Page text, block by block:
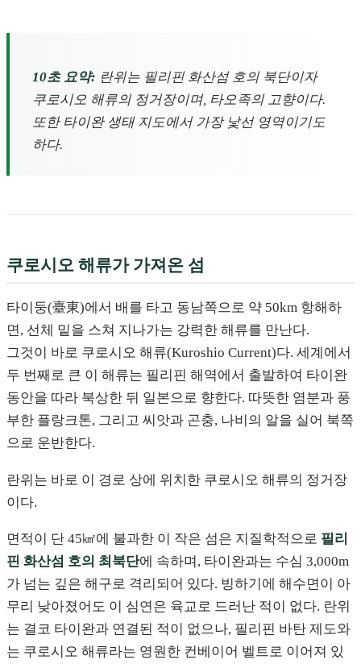
10초 요약: 란위는 필리핀 화산섬 호의 북단이자
쿠로시오 해류의 정거장이며, 타오족의 고향이다.
또한 타이완 생태 지도에서 가장 낯선 영역이기도
하다.
쿠로시오 해류가 가져온 섬
타이둥(臺東)에서 배를 타고 동남쪽으로 약 50km 항해하
면, 선체 밑을 스쳐 지나가는 강력한 해류를 만난다.
그것이 바로 쿠로시오 해류(Kuroshio Current)다. 세계에서
두 번째로 큰 이 해류는 필리핀 해역에서 출발하여 타이완
동안을 따라 북상한 뒤 일본으로 향한다. 따뜻한 염분과 풍
부한 플랑크톤, 그리고 씨앗과 곤충, 나비의 알을 실어 북쪽
으로 운반한다.
란위는 바로 이 경로 상에 위치한 쿠로시오 해류의 정거장
이다.
면적이 단 45㎢에 불과한 이 작은 섬은 지질학적으로 필리
핀 화산섬 호의 최북단에 속하며, 타이완과는 수심 3,000m
가 넘는 깊은 해구로 격리되어 있다. 빙하기에 해수면이 아
무리 낮아졌어도 이 심연은 육교로 드러난 적이 없다. 란위
는 결코 타이완과 연결된 적이 없으나, 필리핀 바탄 제도와
는 쿠로시오 해류라는 영원한 컨베이어 벨트로 이어져 있